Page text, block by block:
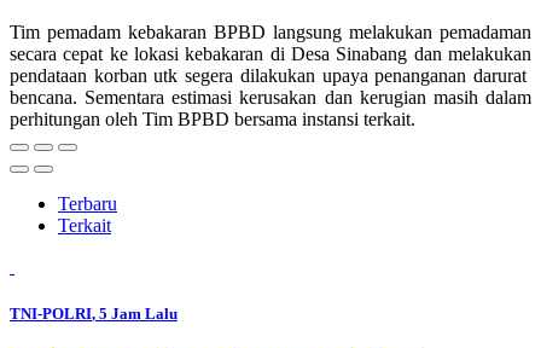
Tim pemadam kebakaran BPBD langsung melakukan pemadaman
secara cepat ke lokasi kebakaran di Desa Sinabang dan melakukan
pendataan korban utk segera dilakukan upaya penanganan darurat
bencana. Sementara estimasi kerusakan dan kerugian masih dalam
perhitungan oleh Tim BPBD bersama instansi terkait.
Terbaru
Terkait
TNI-POLRI, 5 Jam Lalu